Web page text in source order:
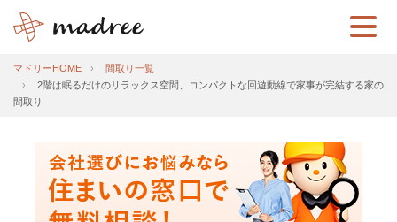
マドリーHOME
間取り一覧
2階は眠るだけのリラックス空間、コンパクトな回遊動線で家事が完結する家の
間取り